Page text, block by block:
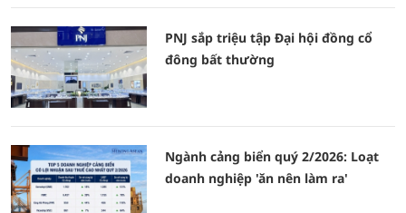
PNJ sắp triệu tập Đại hội đồng cổ
đông bất thường
Ngành cảng biển quý 2/2026: Loạt
doanh nghiệp 'ăn nên làm ra'